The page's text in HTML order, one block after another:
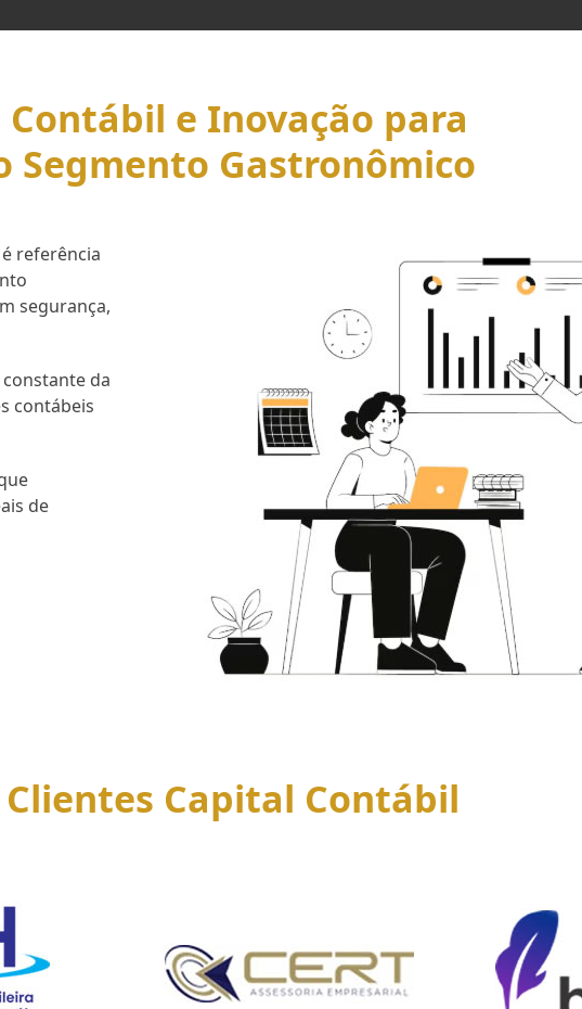
Contábil e Inovação para
Segmento Gastronômico
referência
segurança,
da
contábeis
de
Clientes Capital Contábil